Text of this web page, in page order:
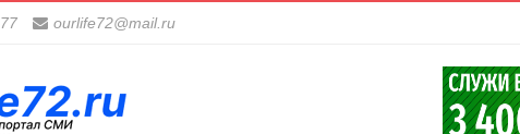
ourlife72@mail.ru